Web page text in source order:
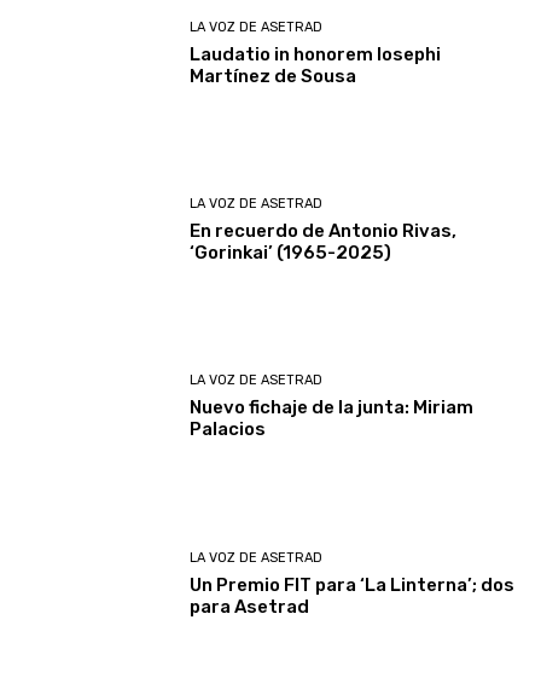
LA VOZ DE ASETRAD
Laudatio in honorem Iosephi
Martínez de Sousa
LA VOZ DE ASETRAD
En recuerdo de Antonio Rivas,
‘Gorinkai’ (1965-2025)
LA VOZ DE ASETRAD
Nuevo fichaje de la junta: Miriam
Palacios
LA VOZ DE ASETRAD
Un Premio FIT para ‘La Linterna’; dos
para Asetrad